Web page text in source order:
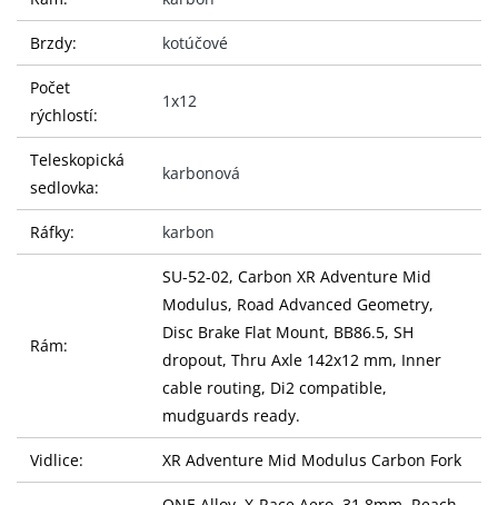
Brzdy: kotúčové
Počet
rýchlostí:
1x12
Teleskopická
sedlovka:
karbonová
Ráfky: karbon
Rám:
SU-52-02, Carbon XR Adventure Mid
Modulus, Road Advanced Geometry,
Disc Brake Flat Mount, BB86.5, SH
dropout, Thru Axle 142x12 mm, Inner
cable routing, Di2 compatible,
mudguards ready.
Vidlice: XR Adventure Mid Modulus Carbon Fork